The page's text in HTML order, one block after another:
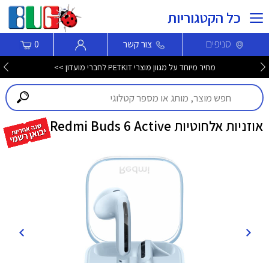
כל הקטגוריות
סניפים צור קשר 0
מחיר מיוחד על מגוון מוצרי PETKIT לחברי מועדון >>
אוזניות אלחוטיות Redmi Buds 6 Active